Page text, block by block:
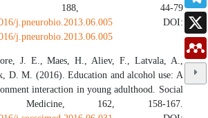
188, 44-79
j.pneurobio.2013.06.005 DOI:
j.pneurobio.2013.06.005
J. E., Maes, H., Aliev, F., Latvala, A.,
D. M. (2016). Education and alcohol use: A
interaction in young adulthood. Social
Medicine, 162, 158-167.